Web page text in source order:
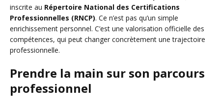
inscrite au Répertoire National des Certifications
Professionnelles (RNCP). Ce n’est pas qu’un simple
enrichissement personnel. C’est une valorisation officielle des
compétences, qui peut changer concrètement une trajectoire
professionnelle.
Prendre la main sur son parcours
professionnel